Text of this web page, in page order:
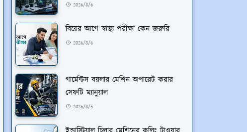
2026/8/6
বিয়ের আগে স্বাস্থ্য পরীক্ষা কেন জরুরি
2026/8/6
গার্মেন্টস বয়লার মেশিন অপারেট করার
সেফটি ম্যানুয়াল
2026/8/5